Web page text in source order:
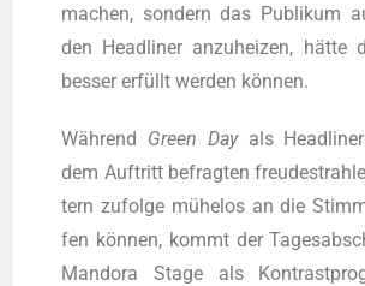
machen, son­dern das Publi­kum
den Head­li­ner anzu­hei­zen, hät­te
bes­ser erfüllt wer­den können.
Wäh­rend Green Dayals
dem Auf­tritt befrag­ten
tern zufol­ge mühe­los an die
fen kön­nen, kommt der
Man­do­ra Stage als